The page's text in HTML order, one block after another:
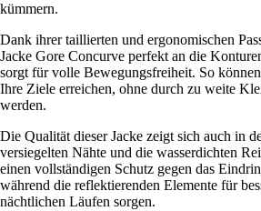
kümmern.
Dank ihrer taillierten und ergonomischen
Jacke Gore Concurve perfekt an die
sorgt für volle Bewegungsfreiheit. So
Ihre Ziele erreichen, ohne durch zu weite
werden.
Die Qualität dieser Jacke zeigt sich auch in
versiegelten Nähte und die wasserdichten
einen vollständigen Schutz gegen das
während die reflektierenden Elemente für
nächtlichen Läufen sorgen.